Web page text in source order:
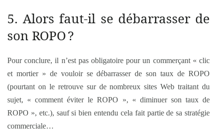
5. Alors faut-il se débarrasser de
son ROPO ?
Pour conclure, il n’est pas obligatoire pour un commerçant « clic
et mortier » de vouloir se débarrasser de son taux de ROPO
(pourtant on le retrouve sur de nombreux sites Web traitant du
sujet, « comment éviter le ROPO », « diminuer son taux de
ROPO », etc.), sauf si bien entendu cela fait partie de sa stratégie
commerciale…